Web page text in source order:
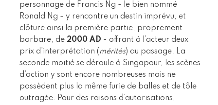
personnage de Francis Ng - le bien nommé
Ronald Ng - y rencontre un destin imprévu, et
clôture ainsi la première partie, proprement
barbare, de 2000 AD - offrant à l’acteur deux
prix d’interprétation (mérités) au passage. La
seconde moitié se déroule à Singapour, les scènes
d’action y sont encore nombreuses mais ne
possèdent plus la même furie de balles et de tôle
outragée. Pour des raisons d’autorisations,